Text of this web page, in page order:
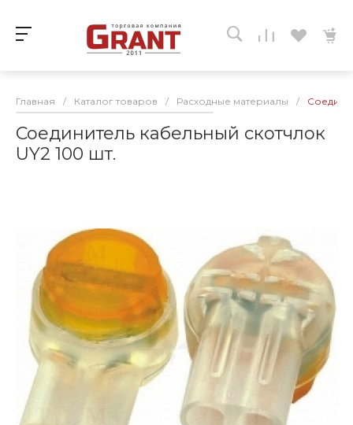
Главная / Каталог товаров / Расходные материалы /
Соединитель кабельный скотчлок
UY2 100 шт.